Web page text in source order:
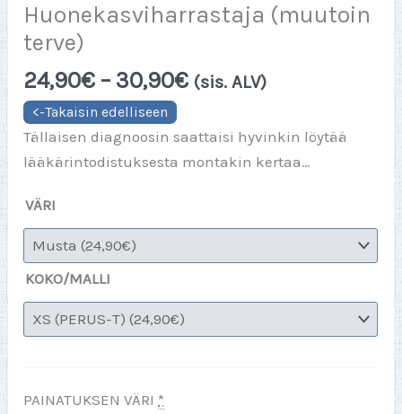
Huonekasviharrastaja (muutoin
terve)
24,90€ – 30,90€Hintaluokka:
-
30,90€
(sis. ALV)
Tällaisen diagnoosin saattaisi hyvinkin löytää
lääkärintodistuksesta montakin kertaa…
VÄRI
KOKO/MALLI
PAINATUKSEN VÄRI *